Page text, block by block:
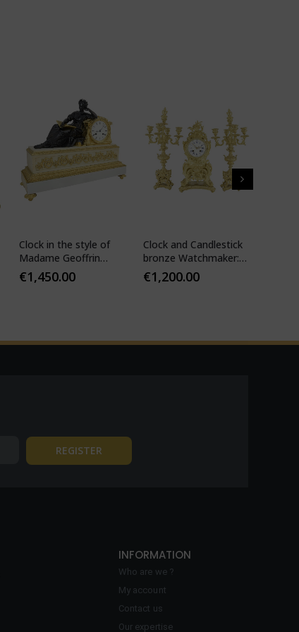
Clock in the style of
Madame Geoffrin
Watchmaker :
Desfontaines 1850
€1,450.00
Clock and Candlestick
bronze Watchmaker:
Mougin
€1,200.00
INFORMATION
Who are we ?
My account
Contact us
Our expertise